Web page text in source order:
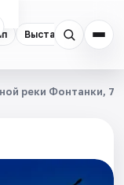
Выставки
реки Фонтанки, 71